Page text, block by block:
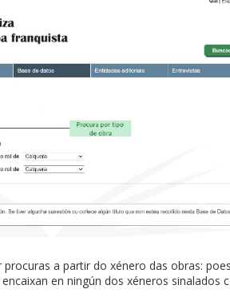
a partir do xénero das obras:
en ningún dos xéneros sinalados